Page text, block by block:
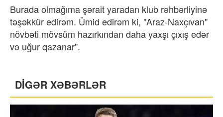
Burada olmağıma şərait yaradan klub rəhbərliyinə
təşəkkür edirəm. Ümid edirəm ki, "Araz-Naxçıvan"
növbəti mövsüm hazırkından daha yaxşı çıxış edər
və uğur qazanar".
DİGƏR XƏBƏRLƏR